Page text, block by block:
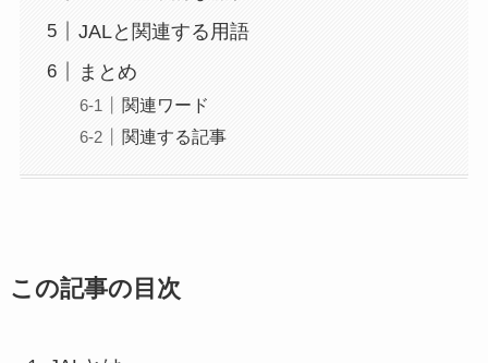
JALと関連する用語
まとめ
関連ワード
関連する記事
この記事の目次